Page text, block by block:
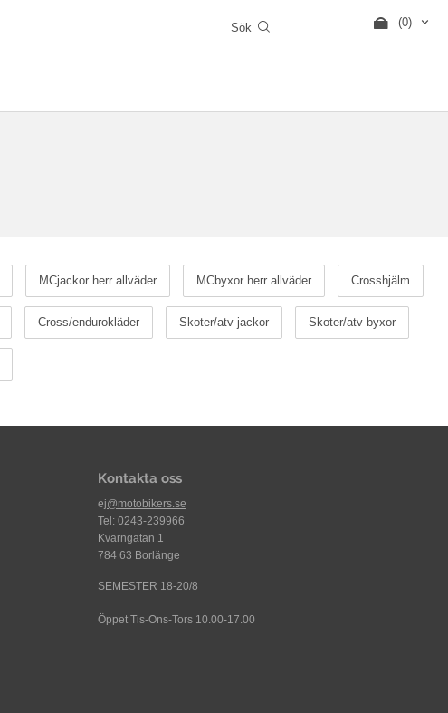
(0)
MCjackor herr allväder MCbyxor herr allväder Crosshjälm
Cross/endurokläder Skoter/atv jackor Skoter/atv byxor
Kontakta oss
ej@motobikers.se
Tel: 0243-239966
Kvarngatan 1
784 63 Borlänge
SEMESTER 18-20/8
Öppet Tis-Ons-Tors 10.00-17.00